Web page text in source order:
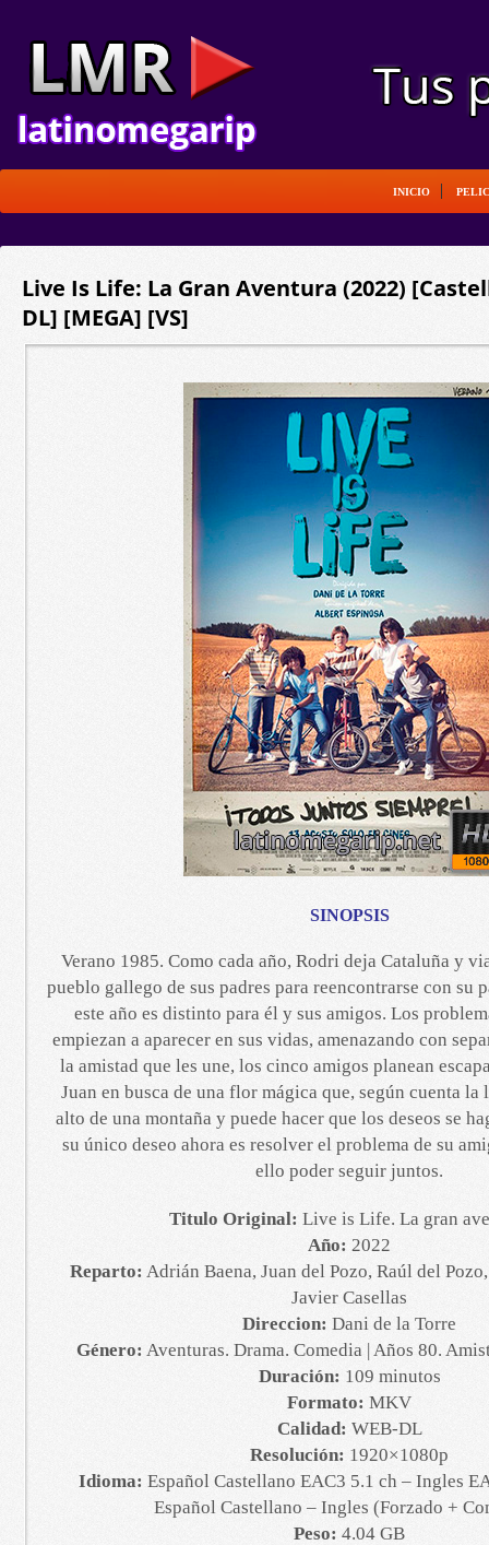
INICIO
Live Is Life: La Gran Aventura (2022)
DL] [MEGA] [VS]
SINOPSIS
Verano 1985. Como cada año, Rodri deja Cataluña y
pueblo gallego de sus padres para reencontrarse con su
este año es distinto para él y sus amigos. Los
empiezan a aparecer en sus vidas, amenazando con
la amistad que les une, los cinco amigos planean
Juan en busca de una flor mágica que, según cuenta la
alto de una montaña y puede hacer que los deseos se
su único deseo ahora es resolver el problema de su
ello poder seguir juntos.
Titulo Original: Live is Life. La gran
Año: 2022
Reparto: Adrián Baena, Juan del Pozo, Raúl del
Javier Casellas
Direccion: Dani de la Torre
Género: Aventuras. Drama. Comedia | Años 80.
Duración: 109 minutos
Formato: MKV
Calidad: WEB-DL
Resolución: 1920×1080p
Idioma: Español Castellano EAC3 5.1 ch – Ingles
Español Castellano – Ingles (Forzado +
Peso: 4.04 GB